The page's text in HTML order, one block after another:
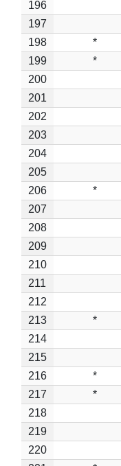
196
197
198
*
199
*
200
201
202
203
204
205
206
*
207
208
209
210
211
212
213
*
214
215
216
*
217
*
218
219
220